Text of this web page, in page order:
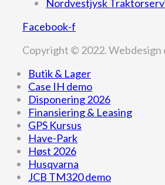
Nordvestjysk
Facebook-f
Copyright © 2022.
Butik & Lager
Case IH demo
Disponering 2026
Finansiering & Leasing
GPS Kursus
Have-Park
Høst 2026
Husqvarna
JCB TM320 demo